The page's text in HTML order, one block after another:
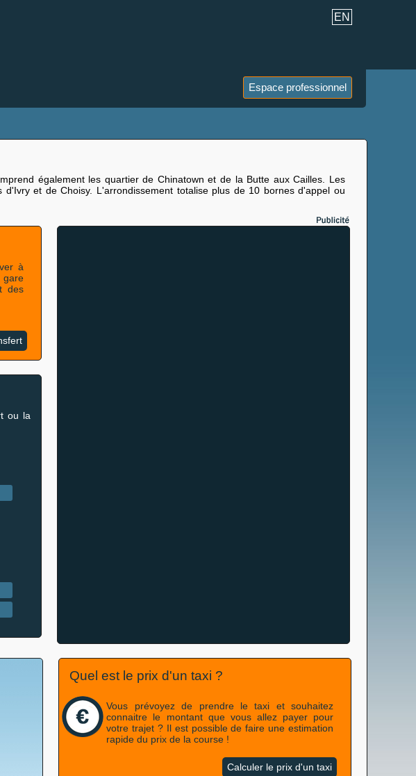
Espace professionnel
EN
également les quartier de Chinatown et de la Butte aux Cailles. Les
et de Choisy. L'arrondissement totalise plus de 10 bornes d'appel ou
à
gare
des
ou la
Quel est le prix d'un taxi ?
Vous prévoyez de prendre le taxi et souhaitez
connaitre le montant que vous allez payer pour
votre trajet ? Il est possible de faire une estimation
rapide du prix de la course !
Calculer le prix d'un taxi